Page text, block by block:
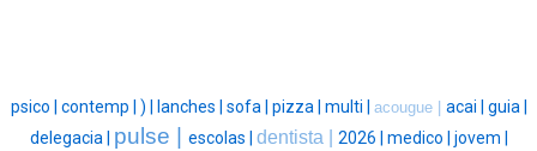
psico | contemp | ) | lanches | sofa | pizza | multi | acougue | acai | guia |
delegacia | pulse | escolas | dentista | 2026 | medico | jovem |